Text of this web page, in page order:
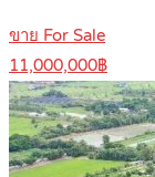
ขาย For Sale
11,000,000฿